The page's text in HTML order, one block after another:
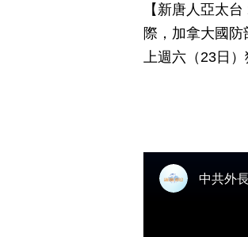
【新唐人亞太
際，加拿大國
上週六（23日